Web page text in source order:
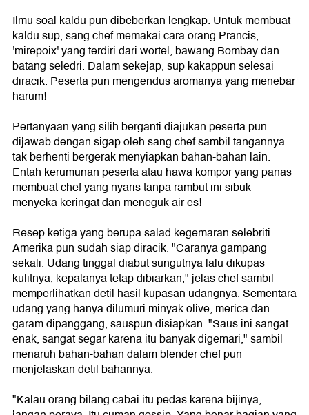
Ilmu soal kaldu pun dibeberkan lengkap. Untuk membuat
kaldu sup, sang chef memakai cara orang Prancis,
'mirepoix' yang terdiri dari wortel, bawang Bombay dan
batang seledri. Dalam sekejap, sup kakappun selesai
diracik. Peserta pun mengendus aromanya yang menebar
harum!
Pertanyaan yang silih berganti diajukan peserta pun
dijawab dengan sigap oleh sang chef sambil tangannya
tak berhenti bergerak menyiapkan bahan-bahan lain.
Entah kerumunan peserta atau hawa kompor yang panas
membuat chef yang nyaris tanpa rambut ini sibuk
menyeka keringat dan meneguk air es!
Resep ketiga yang berupa salad kegemaran selebriti
Amerika pun sudah siap diracik. "Caranya gampang
sekali. Udang tinggal diabut sungutnya lalu dikupas
kulitnya, kepalanya tetap dibiarkan," jelas chef sambil
memperlihatkan detil hasil kupasan udangnya. Sementara
udang yang hanya dilumuri minyak olive, merica dan
garam dipanggang, sauspun disiapkan. "Saus ini sangat
enak, sangat segar karena itu banyak digemari," sambil
menaruh bahan-bahan dalam blender chef pun
menjelaskan detil bahannya.
"Kalau orang bilang cabai itu pedas karena bijinya,